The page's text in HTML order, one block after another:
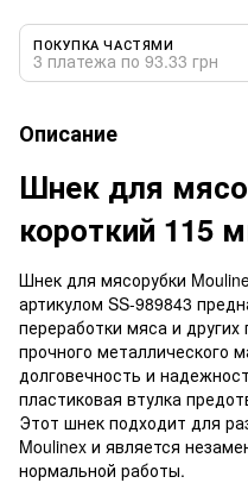
ПОКУПКА ЧАСТЯМИ
3 платежа по 93.33 грн
Описание
Шнек для
короткий 115
Шнек для мясорубки
артикулом SS-989843
переработки мяса и
прочного металлического
долговечность и
пластиковая втулка
Этот шнек подходит для
Moulinex и является
нормальной работы.